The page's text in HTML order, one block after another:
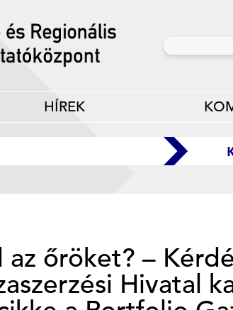
HÍREK
az őröket? –
Hivatal